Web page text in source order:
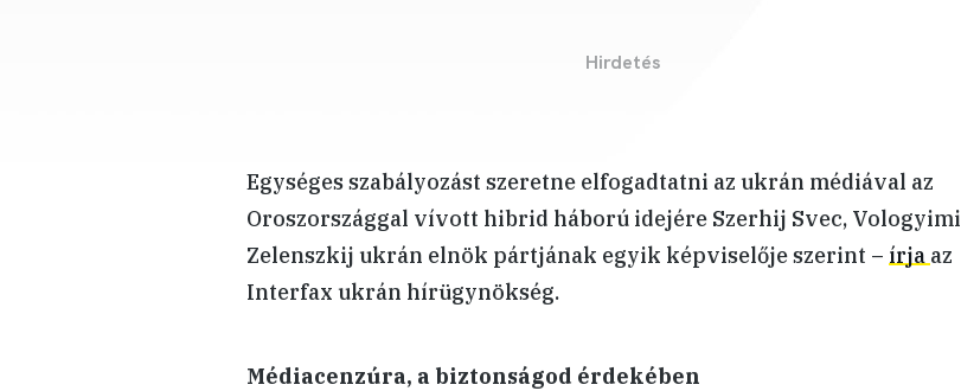
Egységes szabályozást szeretne elfogadtatni az ukrán médiával az
Oroszországgal vívott hibrid háború idejére Szerhij Svec,
Zelenszkij ukrán elnök pártjának egyik képviselője szerint – írja az
Interfax ukrán hírügynökség.
Médiacenzúra, a biztonságod érdekében